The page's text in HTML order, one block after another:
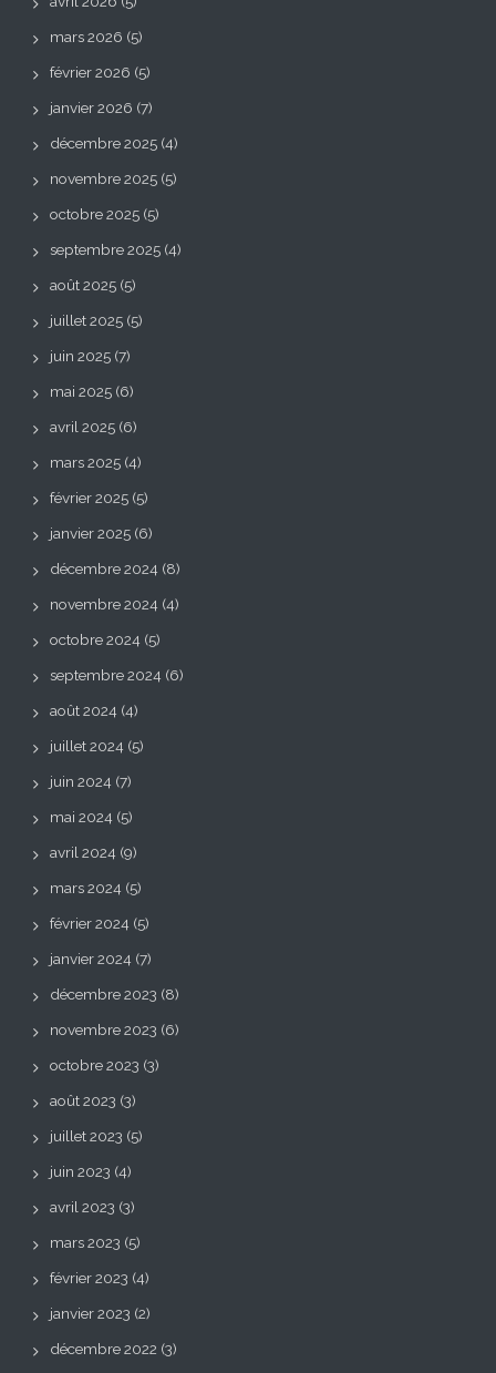
mars 2026 (5)
février 2026 (5)
janvier 2026 (7)
décembre 2025 (4)
novembre 2025 (5)
octobre 2025 (5)
septembre 2025 (4)
août 2025 (5)
juillet 2025 (5)
juin 2025 (7)
mai 2025 (6)
avril 2025 (6)
mars 2025 (4)
février 2025 (5)
janvier 2025 (6)
décembre 2024 (8)
novembre 2024 (4)
octobre 2024 (5)
septembre 2024 (6)
août 2024 (4)
juillet 2024 (5)
juin 2024 (7)
mai 2024 (5)
avril 2024 (9)
mars 2024 (5)
février 2024 (5)
janvier 2024 (7)
décembre 2023 (8)
novembre 2023 (6)
octobre 2023 (3)
août 2023 (3)
juillet 2023 (5)
juin 2023 (4)
avril 2023 (3)
mars 2023 (5)
février 2023 (4)
janvier 2023 (2)
décembre 2022 (3)